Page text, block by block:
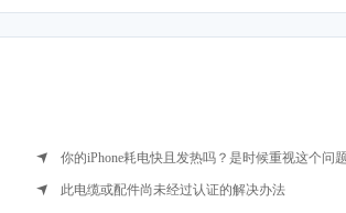
你的iPhone耗电快且发热吗？是时候重视这个问
此电缆或配件尚未经过认证的解决办法